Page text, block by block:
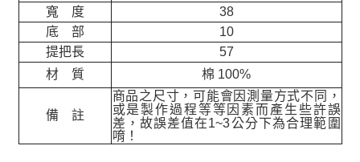
寬 度
38
底 部
10
提把長
57
材 質
棉 100%
備 註
商品之尺寸，可能會因測量方式不同，
或是製作過程等等因素而產生些許誤
差，故誤差值在1~3公分下為合理範圍
唷！